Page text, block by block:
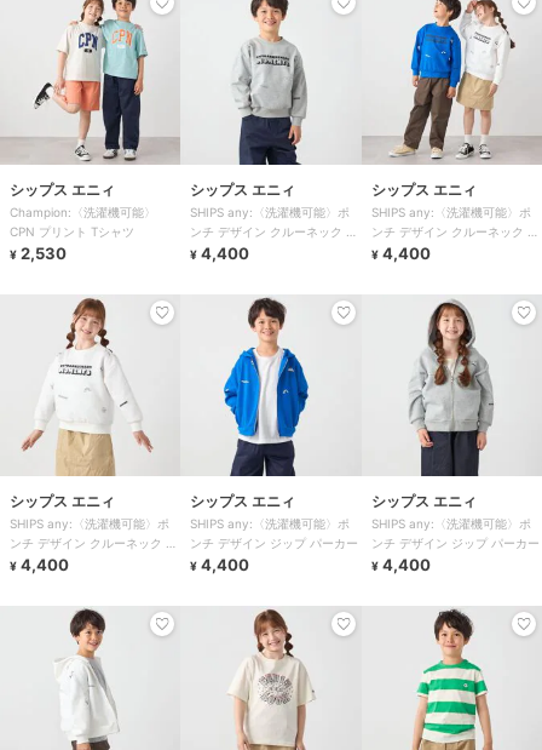
シップス エニィ
Champion:〈洗濯機可能〉
CPN プリント Tシャツ
¥ 2,530
シップス エニィ
SHIPS any:〈洗濯機可能〉ポ
ンチ デザイン クルーネック プ
ルオーバー
¥ 4,400
シップス エニィ
SHIPS any:〈洗濯機可能〉ポ
ンチ デザイン クルーネック プ
ルオーバー
¥ 4,400
シップス エニィ
SHIPS any:〈洗濯機可能〉ポ
ンチ デザイン クルーネック プ
ルオーバー
¥ 4,400
シップス エニィ
SHIPS any:〈洗濯機可能〉ポ
ンチ デザイン ジップ パーカー
¥ 4,400
シップス エニィ
SHIPS any:〈洗濯機可能〉ポ
ンチ デザイン ジップ パーカー
¥ 4,400